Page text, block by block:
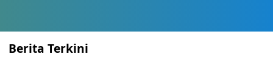
Berita Terkini